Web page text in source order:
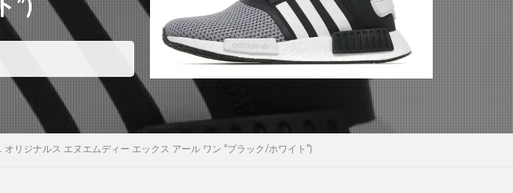
”)
リジナルス エヌエムディー エックス アール ワン “ブラック/ホワイト”)